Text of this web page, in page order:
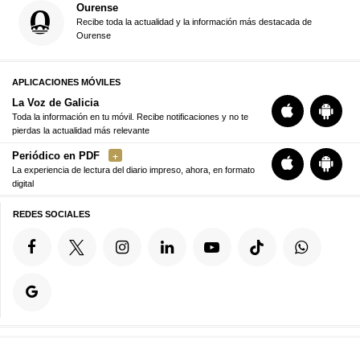
Ourense
Recibe toda la actualidad y la información más destacada de
Ourense
APLICACIONES MÓVILES
La Voz de Galicia
Toda la información en tu móvil. Recibe notificaciones y no te
pierdas la actualidad más relevante
Periódico en PDF
La experiencia de lectura del diario impreso, ahora, en formato
digital
REDES SOCIALES